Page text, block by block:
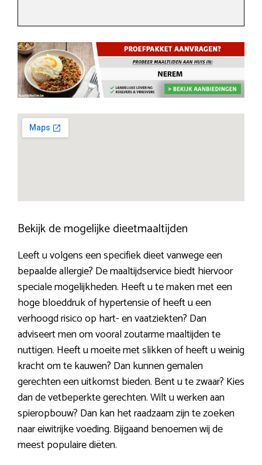
Bekijk de mogelijke dieetmaaltijden
Leeft u volgens een specifiek dieet vanwege een
bepaalde allergie? De maaltijdservice biedt hiervoor
speciale mogelijkheden. Heeft u te maken met een
hoge bloeddruk of hypertensie of heeft u een
verhoogd risico op hart- en vaatziekten? Dan
adviseert men om vooral zoutarme maaltijden te
nuttigen. Heeft u moeite met slikken of heeft u weinig
kracht om te kauwen? Dan kunnen gemalen
gerechten een uitkomst bieden. Bent u te zwaar? Kies
dan de vetbeperkte gerechten. Wilt u werken aan
spieropbouw? Dan kan het raadzaam zijn te zoeken
naar eiwitrijke voeding. Bijgaand benoemen wij de
meest populaire diëten.